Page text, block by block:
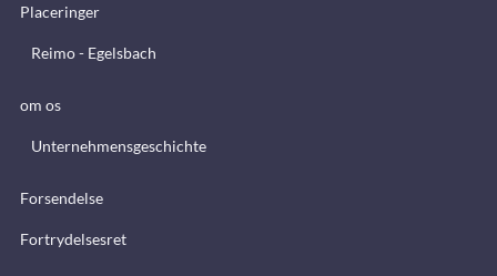
Placeringer
Reimo - Egelsbach
om os
Unternehmensgeschichte
Forsendelse
Fortrydelsesret